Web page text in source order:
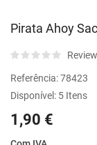
Pirata Ahoy
Review
Referência:78423
Disponível: 5 Itens
1,90 €